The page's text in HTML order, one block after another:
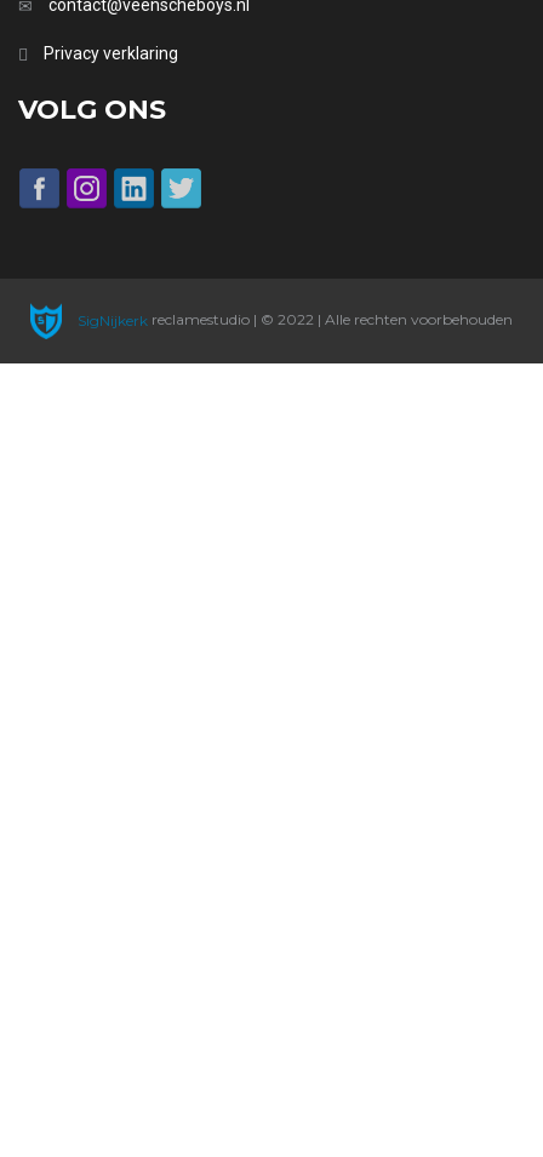
contact@veenscheboys.nl
Privacy verklaring
VOLG ONS
SigNijkerkreclamestudio | © 2022 | Alle rechten voorbehouden